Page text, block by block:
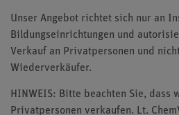
Unser Angebot richtet sich nur an
Bildungseinrichtungen und
Verkauf an Privatpersonen und
Wiederverkäufer.
HINWEIS: Bitte beachten Sie, dass
Privatpersonen verkaufen. Lt.